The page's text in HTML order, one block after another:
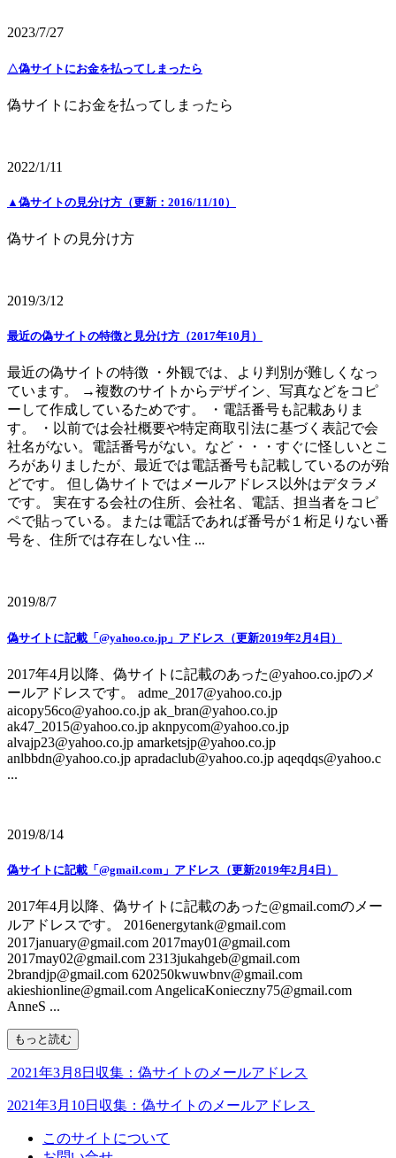
2023/7/27
△偽サイトにお金を払ってしまったら
偽サイトにお金を払ってしまったら
2022/1/11
▲偽サイトの見分け方（更新：2016/11/10）
偽サイトの見分け方
2019/3/12
最近の偽サイトの特徴と見分け方（2017年10月）
最近の偽サイトの特徴 ・外観では、より判別が難しくなっ
ています。 →複数のサイトからデザイン、写真などをコピ
ーして作成しているためです。 ・電話番号も記載ありま
す。 ・以前では会社概要や特定商取引法に基づく表記で会
社名がない。電話番号がない。など・・・すぐに怪しいとこ
ろがありましたが、最近では電話番号も記載しているのが殆
どです。 但し偽サイトではメールアドレス以外はデタラメ
です。 実在する会社の住所、会社名、電話、担当者をコピ
ペで貼っている。または電話であれば番号が１桁足りない番
号を、住所では存在しない住 ...
2019/8/7
偽サイトに記載「@yahoo.co.jp」アドレス（更新2019年2月4日）
2017年4月以降、偽サイトに記載のあった@yahoo.co.jpのメ
ールアドレスです。 adme_2017@yahoo.co.jp
aicopy56co@yahoo.co.jp ak_bran@yahoo.co.jp
ak47_2015@yahoo.co.jp aknpycom@yahoo.co.jp
alvajp23@yahoo.co.jp amarketsjp@yahoo.co.jp
anlbbdn@yahoo.co.jp apradaclub@yahoo.co.jp aqeqdqs@yahoo.c
...
2019/8/14
偽サイトに記載「@gmail.com」アドレス（更新2019年2月4日）
2017年4月以降、偽サイトに記載のあった@gmail.comのメー
ルアドレスです。 2016energytank@gmail.com
2017january@gmail.com 2017may01@gmail.com
2017may02@gmail.com 2313jukahgeb@gmail.com
2brandjp@gmail.com 620250kwuwbnv@gmail.com
akieshionline@gmail.com AngelicaKonieczny75@gmail.com
AnneS ...
もっと読む
2021年3月8日収集：偽サイトのメールアドレス
2021年3月10日収集：偽サイトのメールアドレス
このサイトについて